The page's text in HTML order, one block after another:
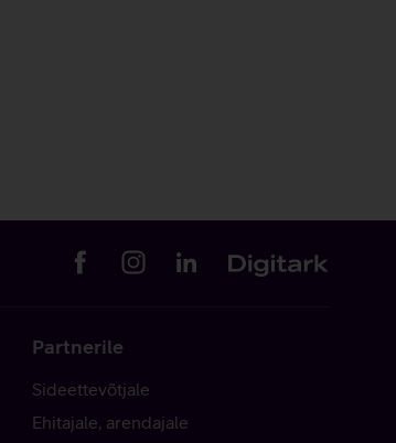
Partnerile
Sideettevõtjale
Ehitajale, arendajale